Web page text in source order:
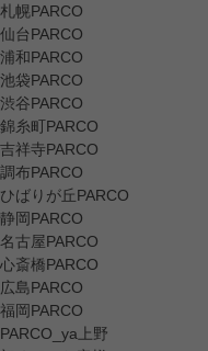
札幌PARCO
仙台PARCO
浦和PARCO
池袋PARCO
渋谷PARCO
錦糸町PARCO
吉祥寺PARCO
調布PARCO
ひばりが丘PARCO
静岡PARCO
名古屋PARCO
心斎橋PARCO
広島PARCO
福岡PARCO
PARCO_ya上野